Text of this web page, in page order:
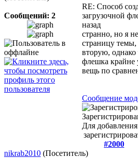
Сообщений: 2
RE: Способ
загрузочной
назад
странно, но я
страницу темы,
вторую, однако
флешка крайне
вещь по
Сообщение
Для
#2000
nikrab2010 (Посетитель)